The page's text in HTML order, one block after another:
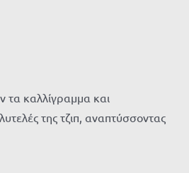
τα καλλίγραμμα και
της τζιπ, αναπτύσσοντας